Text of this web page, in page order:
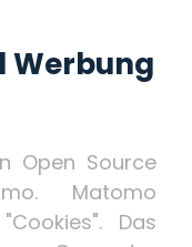
Werbung
Open Source
Matomo
Das